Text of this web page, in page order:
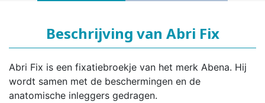
Beschrijving van Abri Fix
Abri Fix is een fixatiebroekje van het merk Abena. Hij
wordt samen met de beschermingen en de
anatomische inleggers gedragen.